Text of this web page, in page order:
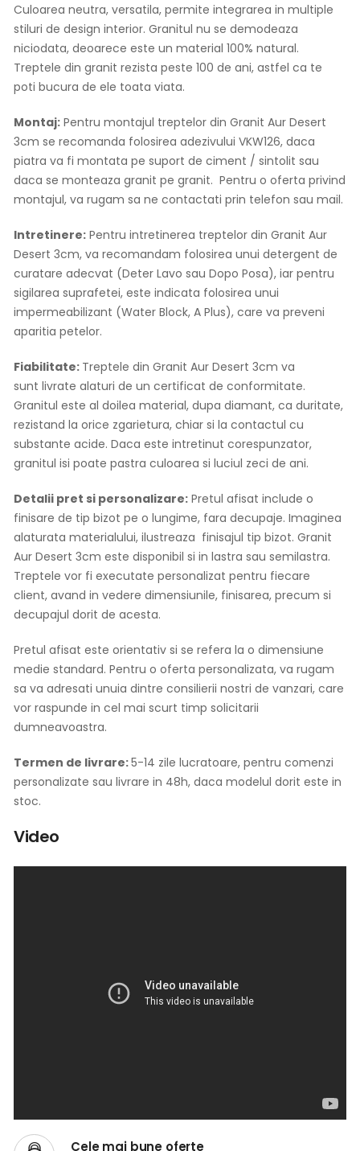
Culoarea neutra, versatila, permite integrarea in multiple
stiluri de design interior. Granitul nu se demodeaza
niciodata, deoarece este un material 100% natural.
Treptele din granit rezista peste 100 de ani, astfel ca te
poti bucura de ele toata viata.
Montaj: Pentru montajul treptelor din Granit Aur Desert
3cm se recomanda folosirea adezivului VKW126, daca
piatra va fi montata pe suport de ciment / sintolit sau
daca se monteaza granit pe granit. Pentru o oferta privind
montajul, va rugam sa ne contactati prin telefon sau mail.
Intretinere: Pentru intretinerea treptelor din Granit Aur
Desert 3cm, va recomandam folosirea unui detergent de
curatare adecvat (Deter Lavo sau Dopo Posa), iar pentru
sigilarea suprafetei, este indicata folosirea unui
impermeabilizant (Water Block, A Plus), care va preveni
aparitia petelor.
Fiabilitate: Treptele din Granit Aur Desert 3cm va
sunt livrate alaturi de un certificat de conformitate.
Granitul este al doilea material, dupa diamant, ca duritate,
rezistand la orice zgarietura, chiar si la contactul cu
substante acide. Daca este intretinut corespunzator,
granitul isi poate pastra culoarea si luciul zeci de ani.
Detalii pret si personalizare: Pretul afisat include o
finisare de tip bizot pe o lungime, fara decupaje. Imaginea
alaturata materialului, ilustreaza finisajul tip bizot. Granit
Aur Desert 3cm este disponibil si in lastra sau semilastra.
Treptele vor fi executate personalizat pentru fiecare
client, avand in vedere dimensiunile, finisarea, precum si
decupajul dorit de acesta.
Pretul afisat este orientativ si se refera la o dimensiune
medie standard. Pentru o oferta personalizata, va rugam
sa va adresati unuia dintre consilierii nostri de vanzari, care
vor raspunde in cel mai scurt timp solicitarii
dumneavoastra.
Termen de livrare:5-14 zile lucratoare, pentru comenzi
personalizate sau livrare in 48h, daca modelul dorit este in
stoc.
Video
Cele mai bune oferte